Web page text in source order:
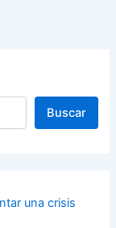
Buscar
una crisis